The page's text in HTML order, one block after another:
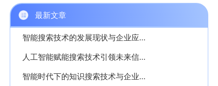
最新文章
智能搜索技术的发展现状与企业应用前景解析
人工智能赋能搜索技术引领未来信息检索革命
智能时代下的知识搜索技术与企业应用洞察